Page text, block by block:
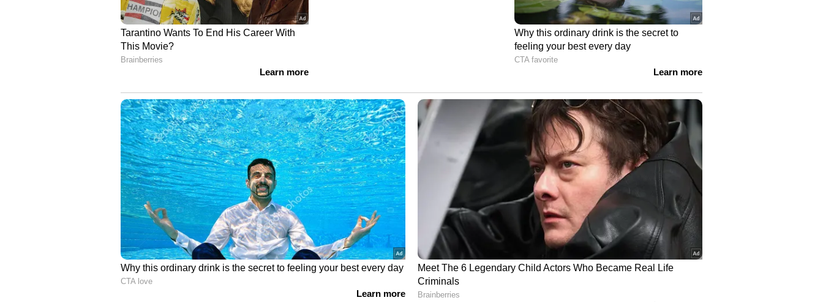
വാദിക്കുന്നവര്‍ ഇപ്പോഴും ഉണ്ട്. എന്നാല്‍ കേരളത്തില്‍ വീട്ടടിമകളല്ല, കൃഷിപ്പണിക്ക്
നിയോഗിക്കപ്പെട്ടിരുന്ന അടിമകള്‍ (agrestic slaves) ആയിരുന്നു മൃഗങ്ങളെക്കാള്‍
മോശമായ ജീവിതത്തിന് ഇരയായത് എന്ന് 1973-74 കാലത്ത് ശാരദാമണി നടത്തിയ
പഠനങ്ങളില്‍ വിശദീകരിച്ചു.
രാജകീയ സര്‍ക്കാരുകള്‍ കനിഞ്ഞ് അരുളിയ ഔദാര്യമൊന്നും ആയിരുന്നില്ല അടിമ
സമ്പ്രദായം അവസാനിപ്പിച്ചുകൊണ്ടുള്ള നിയമ നിര്‍മാണം എന്നും ശാരദാമണി
ചൂണ്ടിക്കാട്ടി. അവസാനം വരെ അവ ഒഴിവാക്കാനും അവയില്‍ വെള്ളം ചേര്‍ക്കാനും
സവര്‍ണരും രാജകീയ സര്‍ക്കാരുകളും ശ്രമിച്ചതും ബിട്ടീഷ് അധികാരികളെ ഭയന്ന് മാത്രം
നിയമം കൊണ്ടുവന്നതും അവര്‍ വിശദമായി പ്രതിപാദിക്കുന്നുണ്ട്. മാത്രമല്ല, ബ്രിട്ടീഷ്
അധികാരികള്‍ പോലും നിയമത്തിലെ ചില വെള്ളം ചേര്‍ക്കലിന് കൂട്ടുനില്ക്കുകയും
ചെയ്തു. കേരള സമൂഹത്തില്‍ ഇന്നും ദലിതര്‍ നേരിടുന്ന പിന്നാക്കാവസ്ഥയുടെ
വേരുകള്‍ അവരുടെ നൂറ്റാണ്ടുകള്‍ നീണ്ട അടിമത്ത കാലത്തിലാണ്.